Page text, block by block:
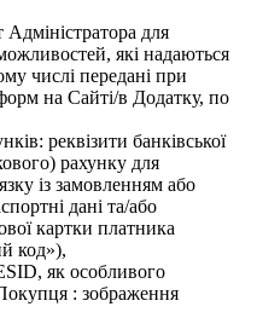
Адміністратора для
які надаються
числі передані при
на Сайті/в Додатку, по
реквізити банківської
рахунку для
із замовленням або
дані та/або
картки платника
код»),
як особливого
: зображення